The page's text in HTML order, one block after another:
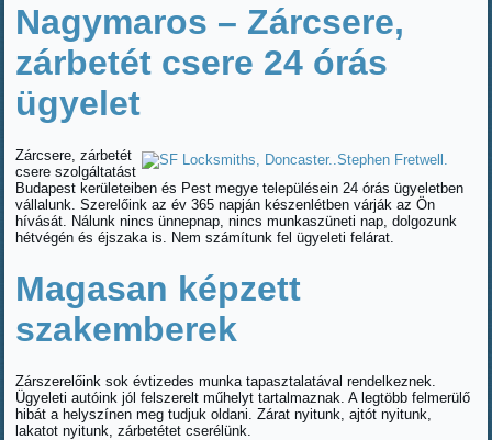
Nagymaros – Zárcsere,
zárbetét csere 24 órás
ügyelet
Zárcsere, zárbetét
csere szolgáltatást
Budapest kerületeiben és Pest megye településein 24 órás ügyeletben
vállalunk. Szerelőink az év 365 napján készenlétben várják az Ön
hívását. Nálunk nincs ünnepnap, nincs munkaszüneti nap, dolgozunk
hétvégén és éjszaka is. Nem számítunk fel ügyeleti felárat.
Magasan képzett
szakemberek
Zárszerelőink sok évtizedes munka tapasztalatával rendelkeznek.
Ügyeleti autóink jól felszerelt műhelyt tartalmaznak. A legtöbb felmerülő
hibát a helyszínen meg tudjuk oldani. Zárat nyitunk, ajtót nyitunk,
lakatot nyitunk, zárbetétet cserélünk.